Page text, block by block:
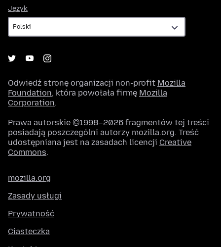
Język
Odwiedź stronę organizacji non-profit Mozilla
Foundation, która powołała firmę Mozilla
Corporation.
Prawa autorskie ©1998–2026 fragmentów tej treści
posiadają poszczególni autorzy mozilla.org. Treść
udostępniana jest na zasadach licencji Creative
Commons.
mozilla.org
Zasady usługi
Prywatność
Ciasteczka